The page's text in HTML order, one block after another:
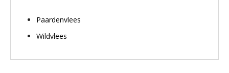
Paardenvlees
Wildvlees